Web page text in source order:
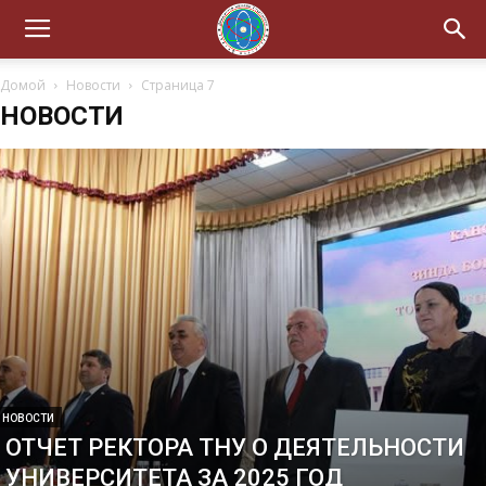
Домой Новости Страница 7
НОВОСТИ
НОВОСТИ
ОТЧЕТ РЕКТОРА ТНУ О ДЕЯТЕЛЬНОСТИ
УНИВЕРСИТЕТА ЗА 2025 ГОД